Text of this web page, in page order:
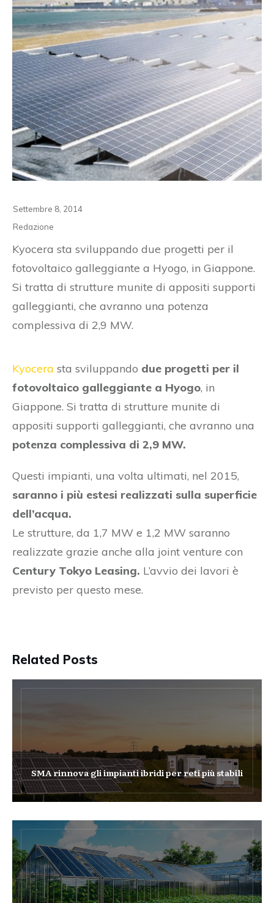
Settembre 8, 2014
Redazione
Kyocera sta sviluppando due progetti per il
fotovoltaico galleggiante a Hyogo, in Giappone.
Si tratta di strutture munite di appositi supporti
galleggianti, che avranno una potenza
complessiva di 2,9 MW.
Kyocera sta sviluppando due progetti per il
fotovoltaico galleggiante a Hyogo, in
Giappone. Si tratta di strutture munite di
appositi supporti galleggianti, che avranno una
potenza complessiva di 2,9 MW.
Questi impianti, una volta ultimati, nel 2015,
saranno i più estesi realizzati sulla superficie
dell’acqua.
Le strutture, da 1,7 MW e 1,2 MW saranno
realizzate grazie anche alla joint venture con
Century Tokyo Leasing. L’avvio dei lavori è
previsto per questo mese.
Related Posts
SMA rinnova gli impianti ibridi per reti più stabili